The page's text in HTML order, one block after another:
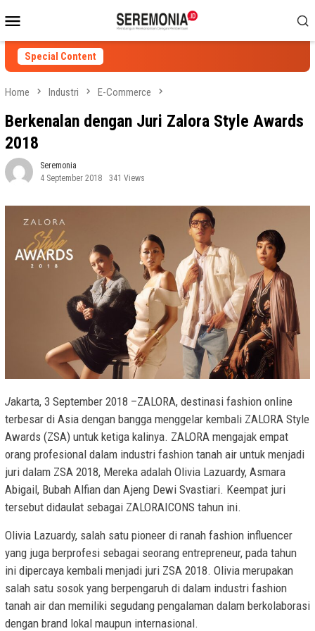
to
contentMenu
Special Content
Home Industri E-Commerce
Berkenalan dengan Juri Zalora Style Awards
2018
Seremonia
4 September 2018
341 Views
Jakarta, 3 September 2018 –ZALORA, destinasi fashion online
terbesar di Asia dengan bangga menggelar kembali ZALORA Style
Awards (ZSA) untuk ketiga kalinya. ZALORA mengajak empat
orang profesional dalam industri fashion tanah air untuk menjadi
juri dalam ZSA 2018, Mereka adalah Olivia Lazuardy, Asmara
Abigail, Bubah Alfian dan Ajeng Dewi Svastiari. Keempat juri
tersebut didaulat sebagai ZALORAICONS tahun ini.
Olivia Lazuardy, salah satu pioneer di ranah fashion influencer
yang juga berprofesi sebagai seorang entrepreneur, pada tahun
ini dipercaya kembali menjadi juri ZSA 2018. Olivia merupakan
salah satu sosok yang berpengaruh di dalam industri fashion
tanah air dan memiliki segudang pengalaman dalam berkolaborasi
dengan brand lokal maupun internasional.